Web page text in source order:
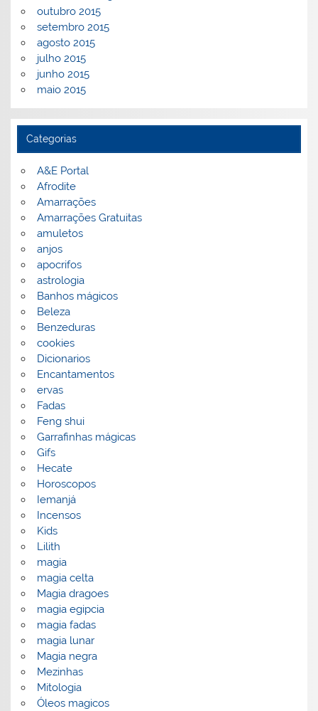
outubro 2015
setembro 2015
agosto 2015
julho 2015
junho 2015
maio 2015
Categorias
A&E Portal
Afrodite
Amarrações
Amarrações Gratuitas
amuletos
anjos
apocrifos
astrologia
Banhos mágicos
Beleza
Benzeduras
cookies
Dicionarios
Encantamentos
ervas
Fadas
Feng shui
Garrafinhas mágicas
Gifs
Hecate
Horoscopos
Iemanjá
Incensos
Kids
Lilith
magia
magia celta
Magia dragoes
magia egipcia
magia fadas
magia lunar
Magia negra
Mezinhas
Mitologia
Óleos magicos